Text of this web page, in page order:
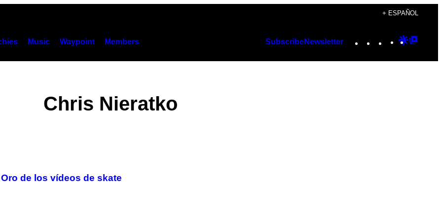
+ ESPAÑOL
Music Waypoint Members SubscribeNewsletter Instagram
TikTok
YouTube
Google
Chris Nieratko
de los vídeos de skate